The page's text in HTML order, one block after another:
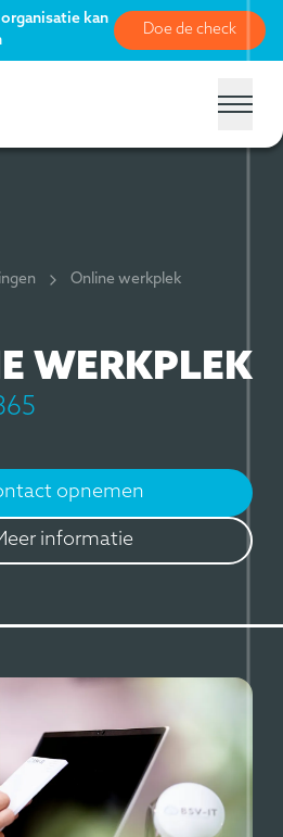
kan
Doe de check
Online werkplek
WERKPLEK
opnemen
informatie